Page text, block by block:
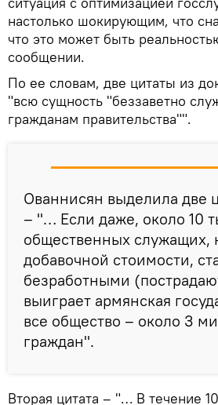
настолько шокирующим, что
что это может быть
сообщении.
По ее словам, две цитаты из
"всю сущность "беззаветно
гражданам правительства"".
Ованнисян выделила две
– "… Если даже, около 10
общественных служащих,
добавочной стоимости,
безработными
выиграет армянская
все общество – около 3
граждан".
Вторая цитата – "… В течение